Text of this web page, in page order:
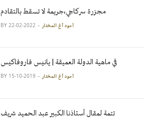
مجزرة سركاجي،جريمة لا تسقط بالتقادم
BY آمود أغ المختار 2022-02-22
في ماهية الدولة العميقة | يانيس فاروفاكيس
BY آمود أغ المختار 2019-10-15
تتمة لمقال أستاذنا الكبير عبد الحميد شريف